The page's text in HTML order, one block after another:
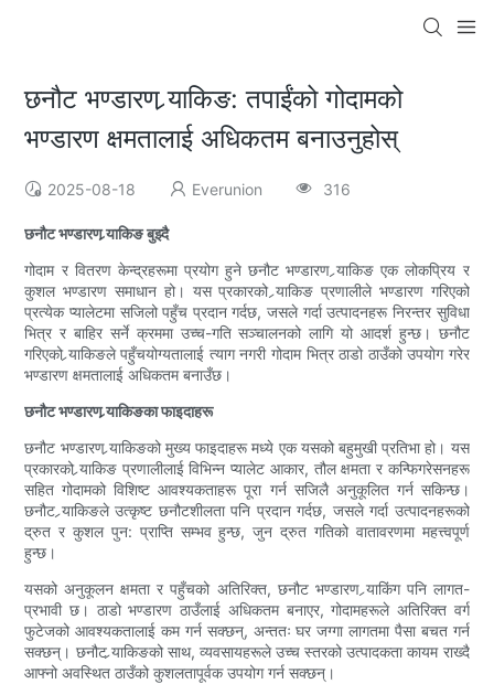
छनौट भण्डारण र्‍याकिङ: तपाईंको गोदामको
भण्डारण क्षमतालाई अधिकतम बनाउनुहोस्
2025-08-18 Everunion 316
छनौट भण्डारण र्‍याकिङ बुझ्दै
गोदाम र वितरण केन्द्रहरूमा प्रयोग हुने छनौट भण्डारण र्‍याकिङ एक लोकप्रिय र
कुशल भण्डारण समाधान हो। यस प्रकारको र्‍याकिङ प्रणालीले भण्डारण गरिएको
प्रत्येक प्यालेटमा सजिलो पहुँच प्रदान गर्दछ, जसले गर्दा उत्पादनहरू निरन्तर सुविधा
भित्र र बाहिर सर्ने क्रममा उच्च-गति सञ्चालनको लागि यो आदर्श हुन्छ। छनौट
गरिएको र्‍याकिङले पहुँचयोग्यतालाई त्याग नगरी गोदाम भित्र ठाडो ठाउँको उपयोग गरेर
भण्डारण क्षमतालाई अधिकतम बनाउँछ।
छनौट भण्डारण र्‍याकिङका फाइदाहरू
छनौट भण्डारण र्‍याकिङको मुख्य फाइदाहरू मध्ये एक यसको बहुमुखी प्रतिभा हो। यस
प्रकारको र्‍याकिङ प्रणालीलाई विभिन्न प्यालेट आकार, तौल क्षमता र कन्फिगरेसनहरू
सहित गोदामको विशिष्ट आवश्यकताहरू पूरा गर्न सजिलै अनुकूलित गर्न सकिन्छ।
छनौट र्‍याकिङले उत्कृष्ट छनौटशीलता पनि प्रदान गर्दछ, जसले गर्दा उत्पादनहरूको
द्रुत र कुशल पुन: प्राप्ति सम्भव हुन्छ, जुन द्रुत गतिको वातावरणमा महत्त्वपूर्ण
हुन्छ।
यसको अनुकूलन क्षमता र पहुँचको अतिरिक्त, छनौट भण्डारण र्‍याकिंग पनि लागत-
प्रभावी छ। ठाडो भण्डारण ठाउँलाई अधिकतम बनाएर, गोदामहरूले अतिरिक्त वर्ग
फुटेजको आवश्यकतालाई कम गर्न सक्छन्, अन्ततः घर जग्गा लागतमा पैसा बचत गर्न
सक्छन्। छनौट र्‍याकिङको साथ, व्यवसायहरूले उच्च स्तरको उत्पादकता कायम राख्दै
आफ्नो अवस्थित ठाउँको कुशलतापूर्वक उपयोग गर्न सक्छन्।